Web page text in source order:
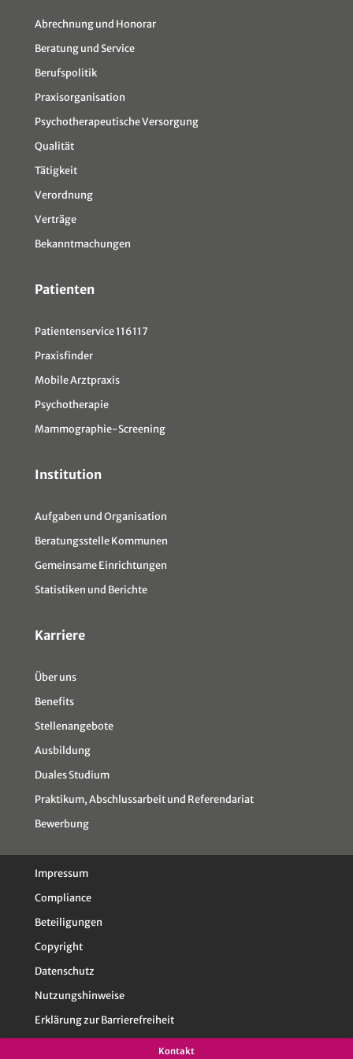
Abrechnung und Honorar
Beratung und Service
Berufspolitik
Praxisorganisation
Psychotherapeutische Versorgung
Qualität
Tätigkeit
Verordnung
Verträge
Bekanntmachungen
Patienten
Patientenservice 116117
Praxisfinder
Mobile Arztpraxis
Psychotherapie
Mammographie-Screening
Institution
Aufgaben und Organisation
Beratungsstelle Kommunen
Gemeinsame Einrichtungen
Statistiken und Berichte
Karriere
Über uns
Benefits
Stellenangebote
Ausbildung
Duales Studium
Praktikum, Abschlussarbeit und Referendariat
Bewerbung
Impressum
Compliance
Beteiligungen
Copyright
Datenschutz
Nutzungshinweise
Erklärung zur Barrierefreiheit
Kontakt